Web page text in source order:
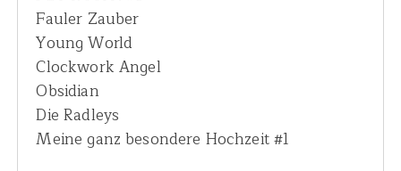
Fauler Zauber
Young World
Clockwork Angel
Obsidian
Die Radleys
Meine ganz besondere Hochzeit #1